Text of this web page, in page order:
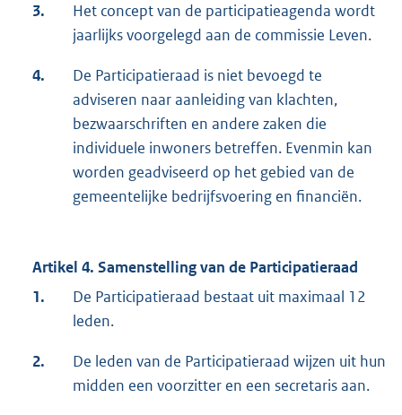
3.
Het concept van de participatieagenda wordt
jaarlijks voorgelegd aan de commissie Leven.
4.
De Participatieraad is niet bevoegd te
adviseren naar aanleiding van klachten,
bezwaarschriften en andere zaken die
individuele inwoners betreffen. Evenmin kan
worden geadviseerd op het gebied van de
gemeentelijke bedrijfsvoering en financiën.
Artikel 4. Samenstelling van de Participatieraad
1.
De Participatieraad bestaat uit maximaal 12
leden.
2.
De leden van de Participatieraad wijzen uit hun
midden een voorzitter en een secretaris aan.